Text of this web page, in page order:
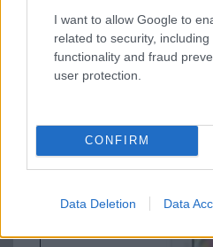
I want to allow Google to
related to security,
functionality and fraud
user protection.
CONFIRM
Data Deletion Data
Apple